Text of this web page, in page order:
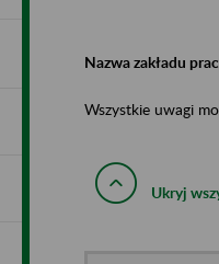
Nazwa zakładu
Wszystkie uwagi
Ukryj